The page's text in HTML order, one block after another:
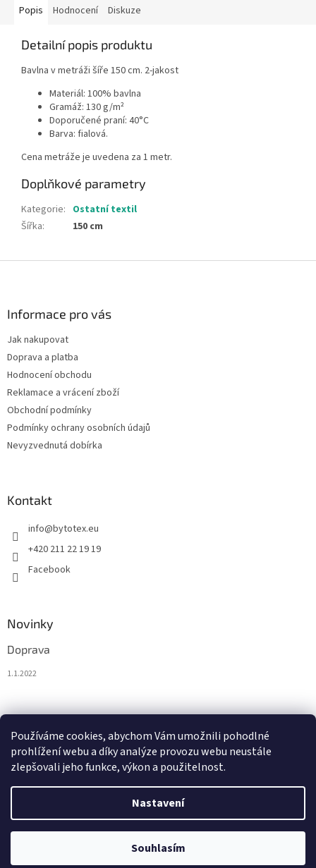
Používáme cookies, abychom Vám umožnili pohodlné
prohlížení webu a díky analýze provozu webu neustále
zlepšovali jeho funkce, výkon a použitelnost.
Nastavení
Souhlasím
Popis Hodnocení Diskuze
Detailní popis produktu
Bavlna v metráži šíře 150 cm. 2-jakost
Materiál: 100% bavlna
Gramáž: 130 g/m²
Doporučené praní: 40°C
Barva: fialová.
Cena metráže je uvedena za 1 metr.
Doplňkové parametry
Kategorie: Ostatní textil
Šířka: 150 cm
Informace pro vás
Jak nakupovat
Doprava a platba
Hodnocení obchodu
Reklamace a vrácení zboží
Obchodní podmínky
Podmínky ochrany osobních údajů
Nevyzvednutá dobírka
Kontakt
info@bytotex.eu
+420 211 22 19 19
Facebook
Novinky
Doprava
1.1.2022
0KS /0 €
Vytvořil Shoptet
BytoTex.eu. Všechna práva vyhrazena.